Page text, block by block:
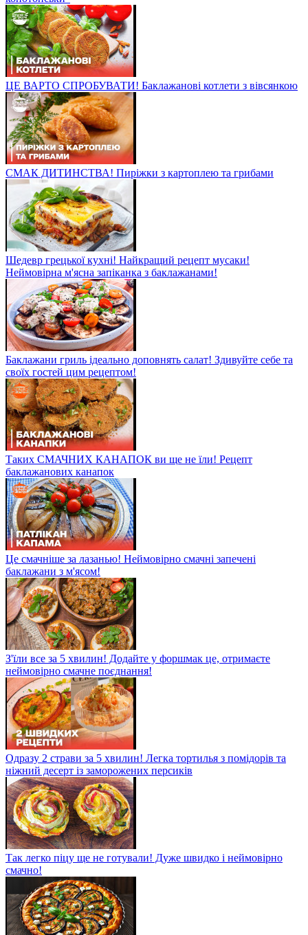
ЦЕ ВАРТО СПРОБУВАТИ! Баклажанові котлети з вівсянкою
СМАК ДИТИНСТВА! Пиріжки з картоплею та грибами
Шедевр грецької кухні! Найкращий рецепт мусаки!
Неймовірна м'ясна запіканка з баклажанами!
Баклажани гриль ідеально доповнять салат! Здивуйте себе та
своїх гостей цим рецептом!
Таких СМАЧНИХ КАНАПОК ви ще не їли! Рецепт
баклажанових канапок
Це смачніше за лазанью! Неймовірно смачні запечені
баклажани з м'ясом!
З'їли все за 5 хвилин! Додайте у форшмак це, отримаєте
неймовірно смачне поєднання!
Одразу 2 страви за 5 хвилин! Легка тортилья з помідорів та
ніжний десерт із заморожених персиків
Так легко піцу ще не готували! Дуже швидко і неймовірно
смачно!